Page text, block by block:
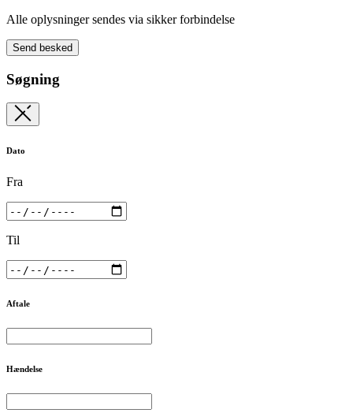
Alle oplysninger sendes via sikker forbindelse
Send besked
Søgning
Dato
Fra
Til
Aftale
Hændelse